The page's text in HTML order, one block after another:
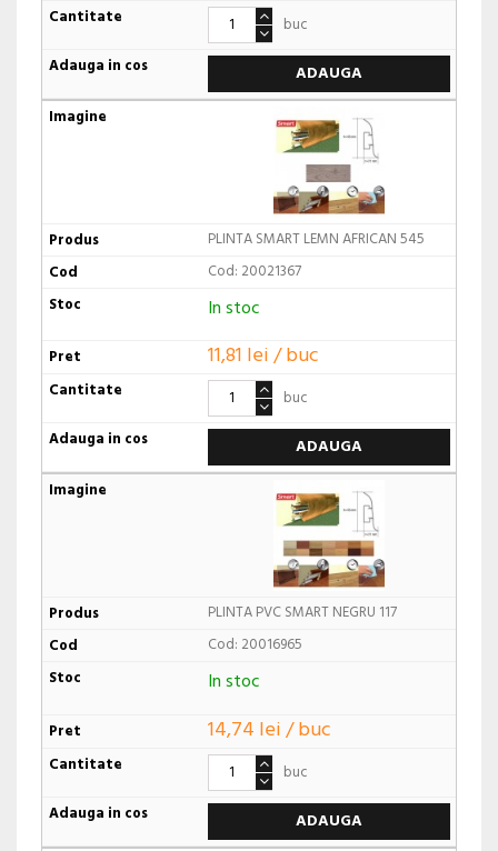
buc
ADAUGA
PLINTA SMART LEMN AFRICAN 545
Cod: 20021367
In stoc
11,81 lei / buc
buc
ADAUGA
PLINTA PVC SMART NEGRU 117
Cod: 20016965
In stoc
14,74 lei / buc
buc
ADAUGA